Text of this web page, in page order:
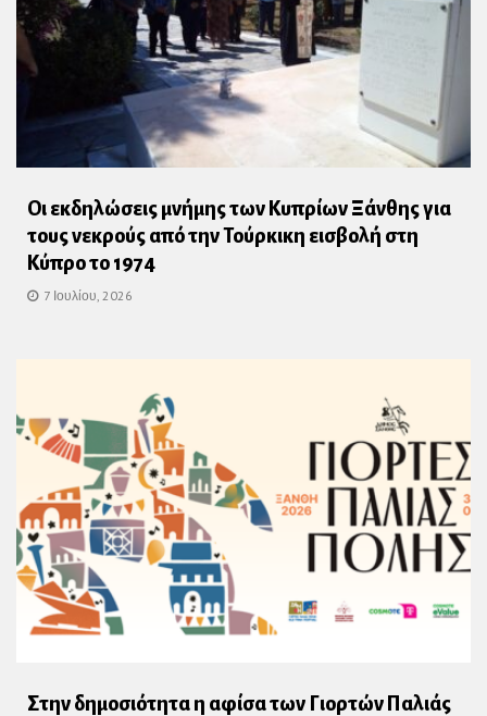
Οι εκδηλώσεις μνήμης των Κυπρίων Ξάνθης για
τους νεκρούς από την Τούρκικη εισβολή στη
Κύπρο το 1974
7 Ιουλίου, 2026
Στην δημοσιότητα η αφίσα των Γιορτών Παλιάς